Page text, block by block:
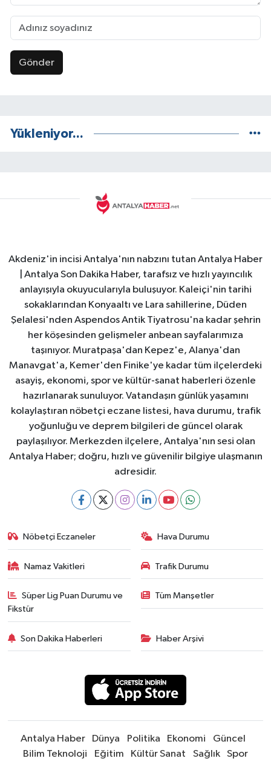
Gönder
Yükleniyor...
Akdeniz'in incisi Antalya'nın nabzını tutan Antalya Haber
| Antalya Son Dakika Haber, tarafsız ve hızlı yayıncılık
anlayışıyla okuyucularıyla buluşuyor. Kaleiçi'nin tarihi
sokaklarından Konyaaltı ve Lara sahillerine, Düden
Şelalesi'nden Aspendos Antik Tiyatrosu'na kadar şehrin
her köşesinden gelişmeler anbean sayfalarımıza
taşınıyor. Muratpaşa'dan Kepez'e, Alanya'dan
Manavgat'a, Kemer'den Finike'ye kadar tüm ilçelerdeki
asayiş, ekonomi, spor ve kültür-sanat haberleri özenle
hazırlanarak sunuluyor. Vatandaşın günlük yaşamını
kolaylaştıran nöbetçi eczane listesi, hava durumu, trafik
yoğunluğu ve deprem bilgileri de güncel olarak
paylaşılıyor. Merkezden ilçelere, Antalya'nın sesi olan
Antalya Haber; doğru, hızlı ve güvenilir bilgiye ulaşmanın
adresidir.
Nöbetçi Eczaneler Hava Durumu
Namaz Vakitleri Trafik Durumu
Süper Lig Puan Durumu ve
Fikstür
Tüm Manşetler
Son Dakika Haberleri Haber Arşivi
Antalya Haber Dünya Politika Ekonomi
Güncel
Bilim Teknoloji
Eğitim Kültür Sanat Sağlık Spor